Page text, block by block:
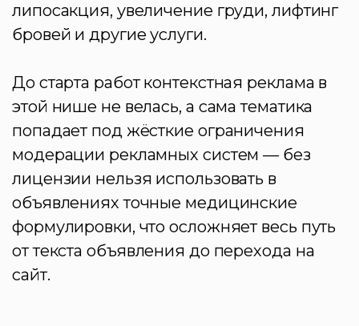
липосакция, увеличение груди, лифтинг
бровей и другие услуги.
До старта работ контекстная реклама в
этой нише не велась, а сама тематика
попадает под жёсткие ограничения
модерации рекламных систем — без
лицензии нельзя использовать в
объявлениях точные медицинские
формулировки, что осложняет весь путь
от текста объявления до перехода на
сайт.